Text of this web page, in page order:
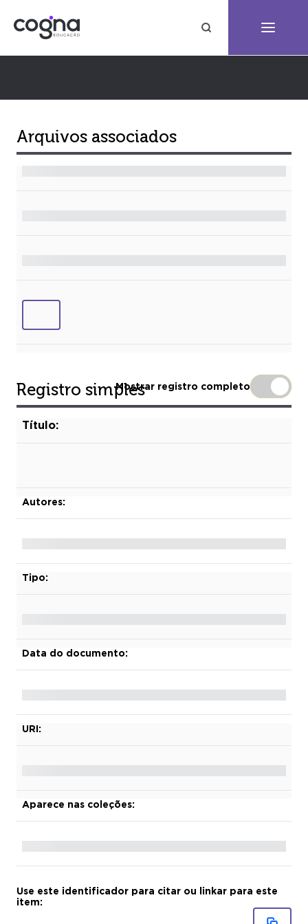
Arquivos associados
Registro simplesMostrar registro completo
Título:
Autores:
Tipo:
Data do documento:
URI:
Aparece nas coleções:
Use este identificador para citar ou linkar para este
item: